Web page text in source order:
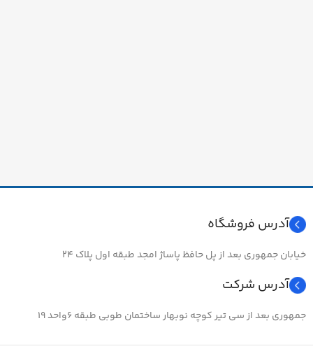
آدرس فروشگاه
خیابان جمهوری بعد از پل حافظ پاساژ امجد طبقه اول پلاک ۲۴
آدرس شرکت
جمهوری بعد از سی تیر کوچه نوبهار ساختمان طوبی طبقه ۶واحد ۱۹